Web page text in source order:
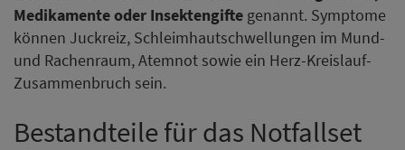
Medikamente oder Insektengifte genannt. Symptome
können Juckreiz, Schleimhautschwellungen im Mund-
und Rachenraum, Atemnot sowie ein Herz-Kreislauf-
Zusammenbruch sein.
Bestandteile für das Notfallset